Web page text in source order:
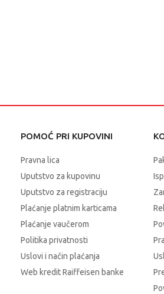
POMOĆ PRI KUPOVINI
Pravna lica
Uputstvo za kupovinu
Uputstvo za registraciju
Plaćanje platnim karticama
Plaćanje vaučerom
Politika privatnosti
Uslovi i način plaćanja
Web kredit Raiffeisen banke